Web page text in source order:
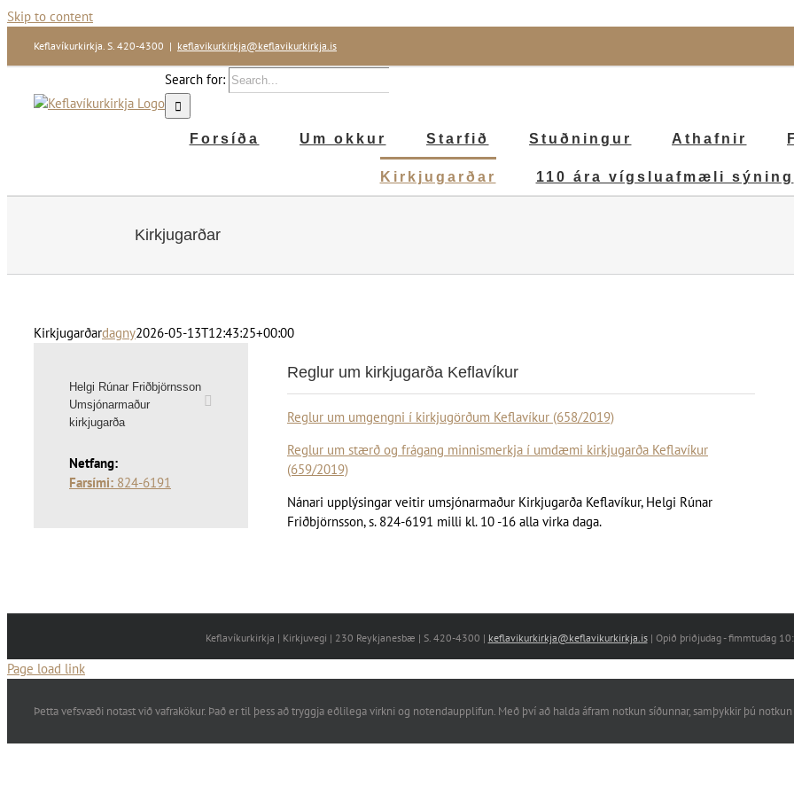
Skip to content
Keflavíkurkirkja. S. 420-4300 | keflavikurkirkja@keflavikurkirkja.is
Search for:
Forsíða Um okkur Starfið Stuðningur Athafnir
Kirkjugarðar 110 ára vígsluafmæli sýning
Kirkjugarðar
Kirkjugarðardagny2026-05-13T12:43:25+00:00
Helgi Rúnar Friðbjörnsson
Umsjónarmaður
kirkjugarða
Netfang:
Farsími: 824-6191
Reglur um kirkjugarða Keflavíkur
Reglur um umgengni í kirkjugörðum Keflavíkur (658/2019)
Reglur um stærð og frágang minnismerkja í umdæmi kirkjugarða Keflavíkur
(659/2019)
Nánari upplýsingar veitir umsjónarmaður Kirkjugarða Keflavíkur, Helgi Rúnar
Friðbjörnsson, s. 824-6191 milli kl. 10 -16 alla virka daga.
Keflavíkurkirkja | Kirkjuvegi | 230 Reykjanesbæ | S. 420-4300 | keflavikurkirkja@keflavikurkirkja.is| Opið þriðjudag - fimmtudag
Page load link
Þetta vefsvæði notast við vafrakökur. Það er til þess að tryggja eðlilega virkni og notendaupplifun. Með því að halda áfram notkun síðunnar, samþykkir þú notkun